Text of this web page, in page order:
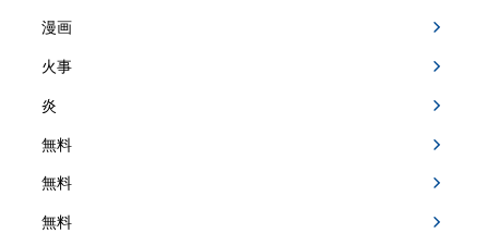
漫画
火事
炎
無料
無料
無料